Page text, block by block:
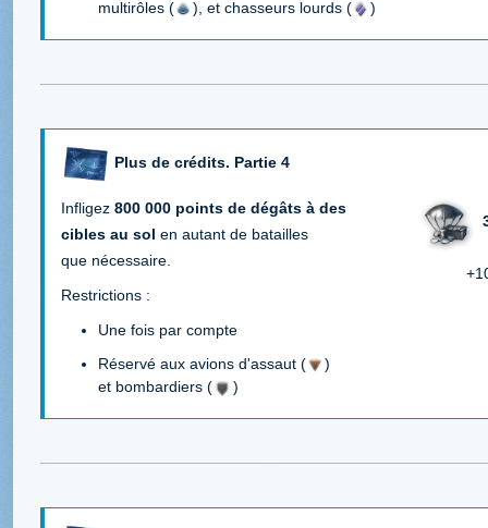
multirôles (
), et chasseurs lourds ( )
Plus de crédits. Partie 4
Infligez 800 000 points de dégâts à des
cibles au sol en autant de batailles
que nécessaire.
Restrictions :
Une fois par compte
Réservé aux avions d'assaut (
)
et bombardiers (
)